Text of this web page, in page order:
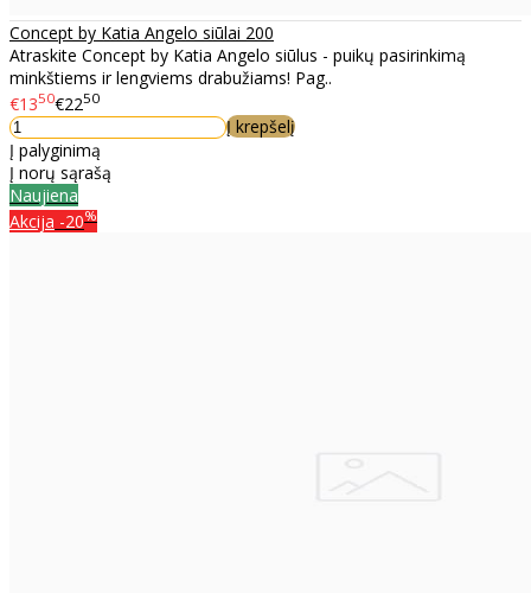
Concept by Katia Angelo siūlai 200
Atraskite Concept by Katia Angelo siūlus - puikų pasirinkimą
minkštiems ir lengviems drabužiams! Pag..
€1350€2250
Į krepšelį
Į palyginimą
Į norų sąrašą
Naujiena
Akcija -20%